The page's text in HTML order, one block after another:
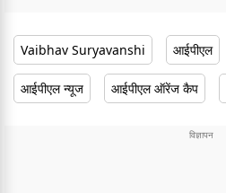
Vaibhav Suryavanshi आईपीएल
आईपीएल न्यूज आईपीएल ऑरेंज कैप